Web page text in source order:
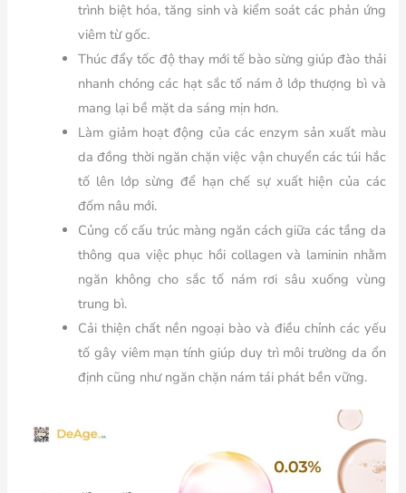
trình biệt hóa, tăng sinh và kiểm soát các phản ứng
viêm từ gốc.
Thúc đẩy tốc độ thay mới tế bào sừng giúp đào thải
nhanh chóng các hạt sắc tố nám ở lớp thượng bì và
mang lại bề mặt da sáng mịn hơn.
Làm giảm hoạt động của các enzym sản xuất màu
da đồng thời ngăn chặn việc vận chuyển các túi hắc
tố lên lớp sừng để hạn chế sự xuất hiện của các
đốm nâu mới.
Củng cố cấu trúc màng ngăn cách giữa các tầng da
thông qua việc phục hồi collagen và laminin nhằm
ngăn không cho sắc tố nám rơi sâu xuống vùng
trung bì.
Cải thiện chất nền ngoại bào và điều chỉnh các yếu
tố gây viêm mạn tính giúp duy trì môi trường da ổn
định cũng như ngăn chặn nám tái phát bền vững.